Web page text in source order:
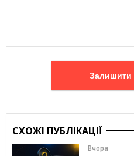
СХОЖІ ПУБЛІКАЦІЇ
Вчора